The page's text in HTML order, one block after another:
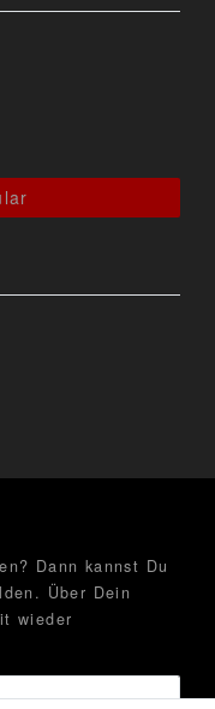
Dann kannst Du
Über Dein
wieder